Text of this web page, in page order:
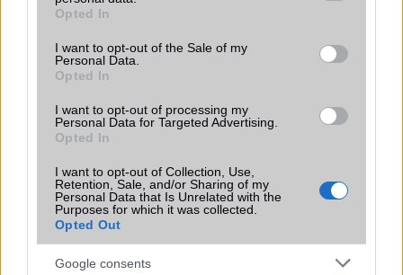
grant or deny consent to Google and its third-party tags to
use your data for below specified purposes in below Google
consent section.
Opted In
I want to opt-out of the Sale of my
Personal Data.
Opted In
I want to opt-out of processing my
Personal Data for Targeted Advertising.
Opted In
I want to opt-out of Collection, Use,
Retention, Sale, and/or Sharing of my
Personal Data that Is Unrelated with the
Purposes for which it was collected.
Opted Out
Google consents
Motorola
Samsung
Xiaomi
ZTE